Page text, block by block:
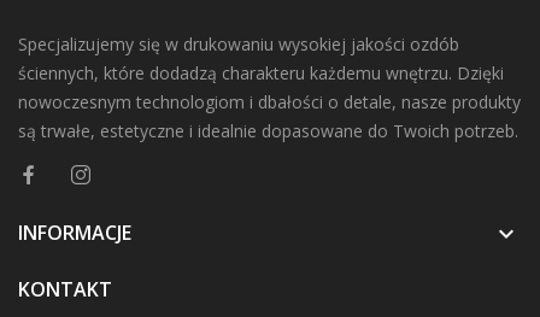
Specjalizujemy się w drukowaniu wysokiej jakości ozdób
ściennych, które dodadzą charakteru każdemu wnętrzu. Dzięki
nowoczesnym technologiom i dbałości o detale, nasze produkty
są trwałe, estetyczne i idealnie dopasowane do Twoich potrzeb.
INFORMACJE 
KONTAKT